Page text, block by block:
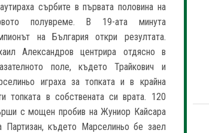
сърбите в първата половина на
полувреме. В 19-ата минута
на България откри резултата.
Александров центрира отдясно в
поле, където Трайкович и
играха за топката и в крайна
топката в собствената си врата. 120
с мощен пробив на Жуниор Кайсара
Партизан, където Марселиньо бе заел